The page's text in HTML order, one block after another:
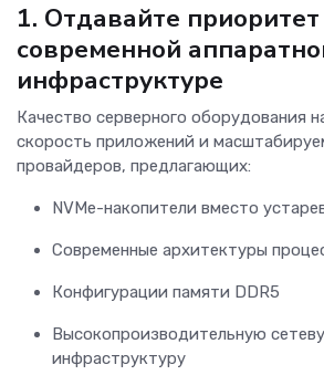
1. Отдавайте приоритет
современной
инфраструктуре
Качество серверного оборудования
скорость приложений и
провайдеров, предлагающих:
NVMe-накопители вместо
Современные архитектуры
Конфигурации памяти DDR5
Высокопроизводительную
инфраструктуру